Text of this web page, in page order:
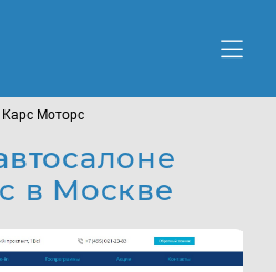
Моторс
в Москве